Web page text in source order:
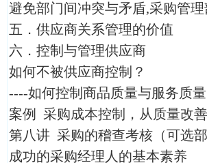
避免部门间冲突与矛盾,采购管
五．供应商关系管理的价值
六．控制与管理供应商
如何不被供应商控制？
----如何控制商品质量与服务质量
案例 采购成本控制，从质量改
第八讲 采购的稽查考核（可选部
成功的采购经理人的基本素养